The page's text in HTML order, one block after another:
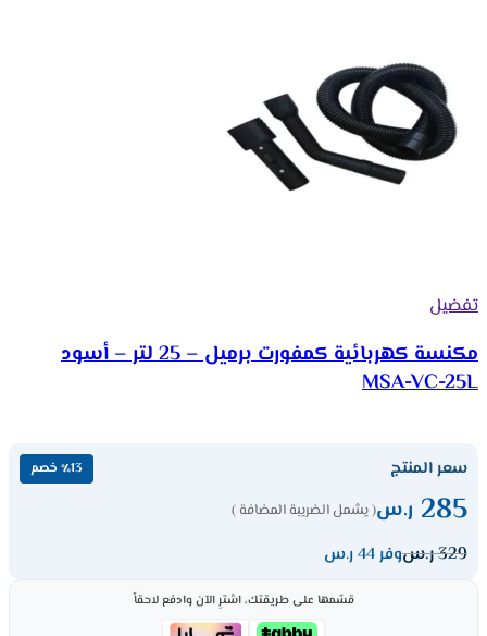
تفضيل
مكنسة كهربائية كمفورت برميل – 25 لتر – أسود
MSA-VC-25L
سعر المنتج ٪13 خصم
285 ر.س( يشمل الضريبة المضافة )
329ر.سوفر 44 ر.س
قسّمها على طريقتك، اشترِ الآن وادفع لاحقاً